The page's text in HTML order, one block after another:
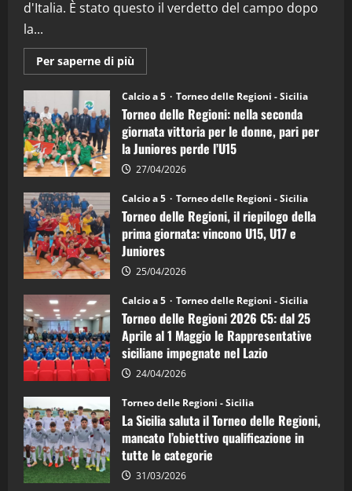
d'Italia. È stato questo il verdetto del campo dopo
la...
Per saperne di più
informazioni
Torneo
delle
Regioni
di
calcio
a
5:
la
Juniores
è
vicecampione
d’Italia
Calcio a 5 Torneo delle Regioni - Sicilia
Torneo delle Regioni: nella seconda
giornata vittoria per le donne, pari per
la Juniores perde l’U15
27/04/2026
Calcio a 5 Torneo delle Regioni - Sicilia
Torneo delle Regioni, il riepilogo della
prima giornata: vincono U15, U17 e
Juniores
25/04/2026
Calcio a 5 Torneo delle Regioni - Sicilia
Torneo delle Regioni 2026 C5: dal 25
Aprile al 1 Maggio le Rappresentative
siciliane impegnate nel Lazio
24/04/2026
Torneo delle Regioni - Sicilia
La Sicilia saluta il Torneo delle Regioni,
mancato l’obiettivo qualificazione in
tutte le categorie
31/03/2026